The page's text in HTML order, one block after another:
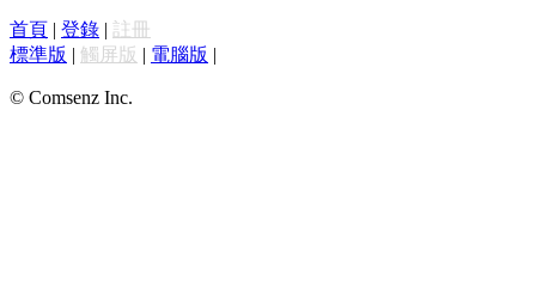
首頁 | 登錄 | 註冊
標準版 | 觸屏版 | 電腦版 |
© Comsenz Inc.